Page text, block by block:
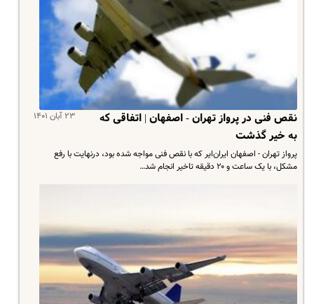
۲۳ آبان ۱۴۰۱
نقص فنی در پرواز تهران - اصفهان | اتفاقی که
به خیر گذشت
پرواز تهران - اصفهان ایران‌ایر که با نقص فنی مواجه شده بود، درنهایت با رفع
مشکل، با یک ساعت و ۲۰ دقیقه تاخیر انجام شد…